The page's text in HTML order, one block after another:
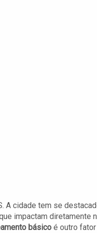
A cidade tem se
impactam diretamente
básico é outro fator